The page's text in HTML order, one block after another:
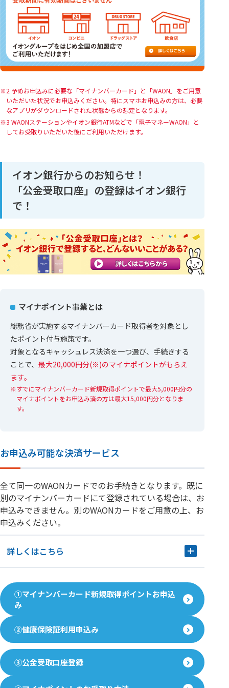
2 予めお申込みに必要な「マイナンバーカード」と「WAON」をご用意
いただいた状況でお申込みください。特にスマホお申込みの方は、必要
なアプリがダウンロードされた状態からの想定となります。
3 WAONステーションやイオン銀行ATMなどで「電子マネーWAON」と
してお受取りいただいた後にご利用いただけます。
イオン銀行からのお知らせ！
「公金受取口座」の登録はイオン銀行
で！
マイナポイント事業とは
総務省が実施するマイナンバーカード取得者を対象とし
たポイント付与施策です。
対象となるキャッシュレス決済を一つ選び、手続きする
ことで、 最大20,000円分(※)のマイナポイントがもらえ
ます。
すでにマイナンバーカード新規取得ポイントで最大5,000円分の
マイナポイントをお申込み済の方は最大15,000円分となりま
す。
お申込み可能な決済サービス
全て同一のWAONカードでのお手続きとなります。既に
別のマイナンバーカードにて登録されている場合は、お
申込みできません。別のWAONカードをご用意の上、お
申込みください。
詳しくはこちら
①マイナンバーカード新規取得ポイントお申込
み
②健康保険証利用申込み
③公金受取口座登録